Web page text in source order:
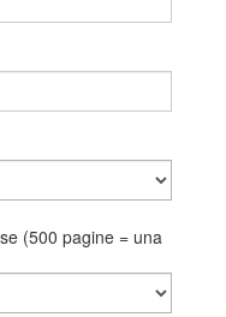
(500 pagine = una